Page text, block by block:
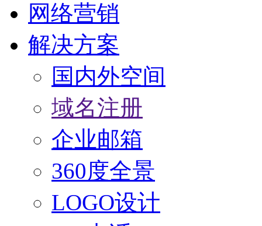
网络营销
解决方案
国内外空间
域名注册
企业邮箱
360度全景
LOGO设计